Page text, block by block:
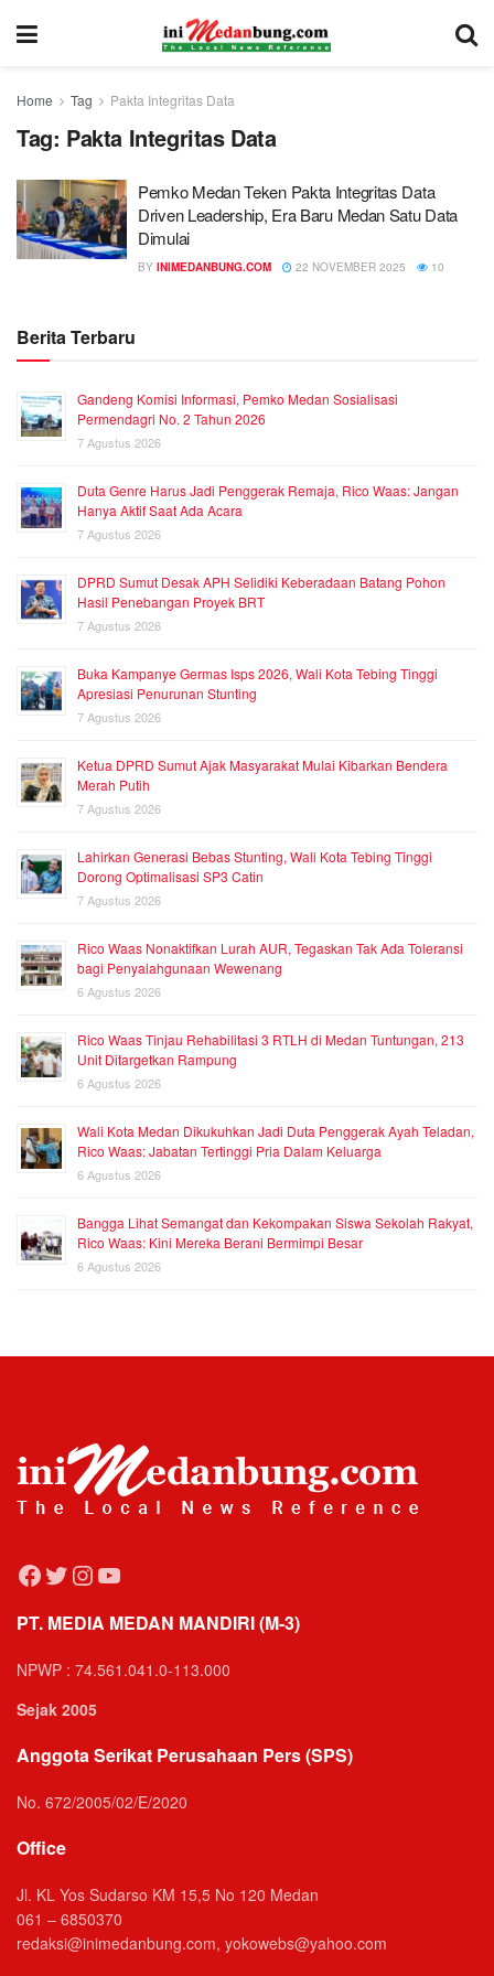
Home Tag Pakta Integritas Data
Tag: Pakta Integritas Data
Pemko Medan Teken Pakta Integritas Data
Driven Leadership, Era Baru Medan Satu Data
Dimulai
BY INIMEDANBUNG.COM 22 NOVEMBER 2025 10
Berita Terbaru
Gandeng Komisi Informasi, Pemko Medan Sosialisasi
Permendagri No. 2 Tahun 2026
7 Agustus 2026
Duta Genre Harus Jadi Penggerak Remaja, Rico Waas: Jangan
Hanya Aktif Saat Ada Acara
7 Agustus 2026
DPRD Sumut Desak APH Selidiki Keberadaan Batang Pohon
Hasil Penebangan Proyek BRT
7 Agustus 2026
Buka Kampanye Germas Isps 2026, Wali Kota Tebing Tinggi
Apresiasi Penurunan Stunting
7 Agustus 2026
Ketua DPRD Sumut Ajak Masyarakat Mulai Kibarkan Bendera
Merah Putih
7 Agustus 2026
Lahirkan Generasi Bebas Stunting, Wali Kota Tebing Tinggi
Dorong Optimalisasi SP3 Catin
7 Agustus 2026
Rico Waas Nonaktifkan Lurah AUR, Tegaskan Tak Ada Toleransi
bagi Penyalahgunaan Wewenang
6 Agustus 2026
Rico Waas Tinjau Rehabilitasi 3 RTLH di Medan Tuntungan, 213
Unit Ditargetkan Rampung
6 Agustus 2026
Wali Kota Medan Dikukuhkan Jadi Duta Penggerak Ayah Teladan,
Rico Waas: Jabatan Tertinggi Pria Dalam Keluarga
6 Agustus 2026
Bangga Lihat Semangat dan Kekompakan Siswa Sekolah Rakyat,
Rico Waas: Kini Mereka Berani Bermimpi Besar
6 Agustus 2026
Facebook
Twitter
Instagram
YouTube
PT. MEDIA MEDAN MANDIRI (M-3)
NPWP : 74.561.041.0-113.000
Sejak 2005
Anggota Serikat Perusahaan Pers (SPS)
No. 672/2005/02/E/2020
Office
Jl. KL Yos Sudarso KM 15,5 No 120 Medan
061 – 6850370
redaksi@inimedanbung.com, yokowebs@yahoo.com